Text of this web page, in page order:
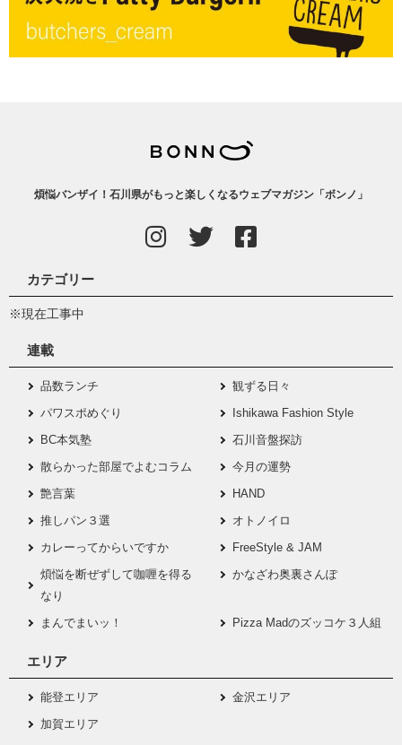
煩悩バンザイ！石川県がもっと楽しくなるウェブマガジン「ボンノ」
カテゴリー
※現在工事中
連載
品数ランチ
観ずる日々
パワスポめぐり
Ishikawa Fashion Style
BC本気塾
石川音盤探訪
散らかった部屋でよむコラム
今月の運勢
艶言葉
HAND
推しパン３選
オトノイロ
カレーってからいですか
FreeStyle & JAM
煩悩を断ぜずして咖喱を得る
なり
かなざわ奥裏さんぽ
まんでまいッ！ Pizza Madのズッコケ３人組
エリア
能登エリア
金沢エリア
加賀エリア